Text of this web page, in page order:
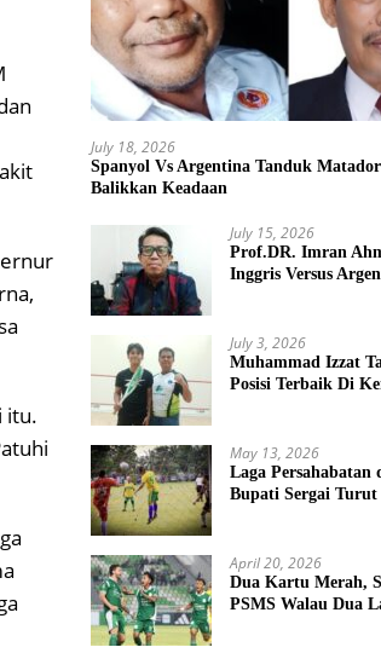
itu.
July 18, 2026
Spanyol Vs Argentina Tanduk
Balikkan Keadaan
July 15, 2026
Prof.DR. Imran
Inggris Versus
July 3, 2026
Muhammad Izzat
Posisi Terbaik Di
May 13, 2026
Laga Persahabatan
Bupati Sergai Turut
April 20, 2026
Dua Kartu Merah,
PSMS Walau Dua